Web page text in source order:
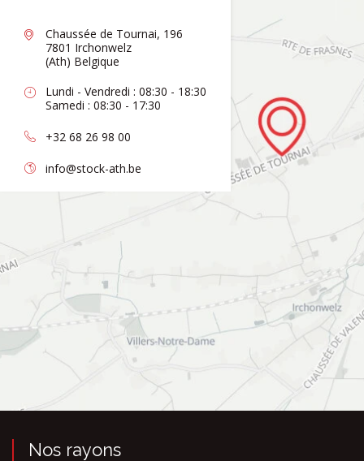
Chaussée de Tournai, 196
7801 Irchonwelz
(Ath) Belgique
Lundi - Vendredi : 08:30 - 18:30
Samedi : 08:30 - 17:30
+32 68 26 98 00
info@stock-ath.be
Nos rayons